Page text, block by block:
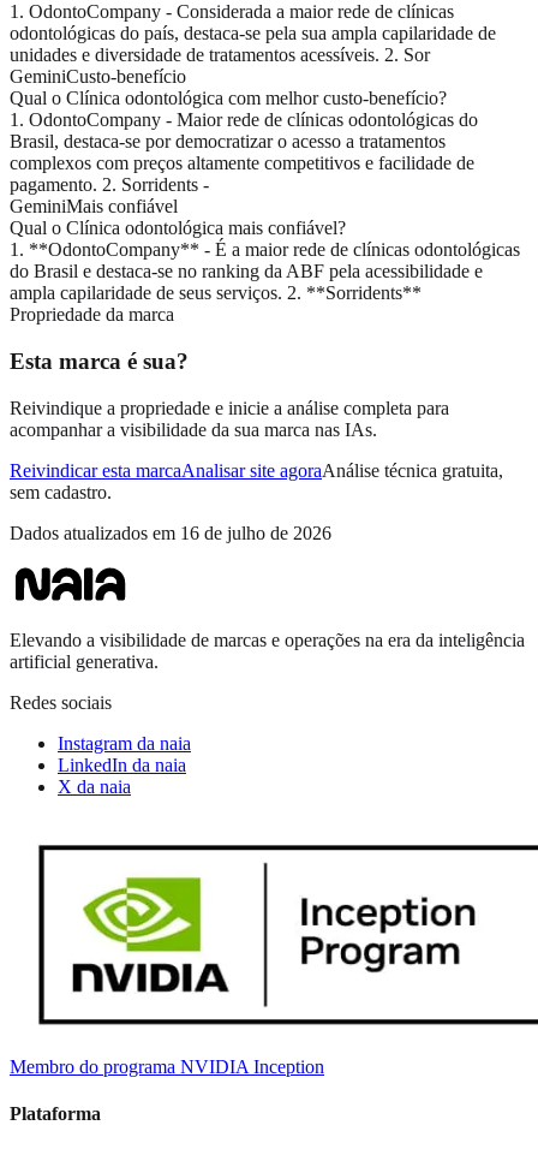
1. OdontoCompany - Considerada a maior rede de clínicas
odontológicas do país, destaca-se pela sua ampla capilaridade de
unidades e diversidade de tratamentos acessíveis. 2. Sor
GeminiCusto-benefício
Qual o Clínica odontológica com melhor custo-benefício?
1. OdontoCompany - Maior rede de clínicas odontológicas do
Brasil, destaca-se por democratizar o acesso a tratamentos
complexos com preços altamente competitivos e facilidade de
pagamento. 2. Sorridents -
GeminiMais confiável
Qual o Clínica odontológica mais confiável?
1. **OdontoCompany** - É a maior rede de clínicas odontológicas
do Brasil e destaca-se no ranking da ABF pela acessibilidade e
ampla capilaridade de seus serviços. 2. **Sorridents**
Propriedade da marca
Esta marca é sua?
Reivindique a propriedade e inicie a análise completa para
acompanhar a visibilidade da sua marca nas IAs.
Reivindicar esta marcaAnalisar site agoraAnálise técnica gratuita,
sem cadastro.
Dados atualizados em 16 de julho de 2026
Elevando a visibilidade de marcas e operações na era da inteligência
artificial generativa.
Redes sociais
Instagram da naia
LinkedIn da naia
X da naia
Membro do programa NVIDIA Inception
Plataforma